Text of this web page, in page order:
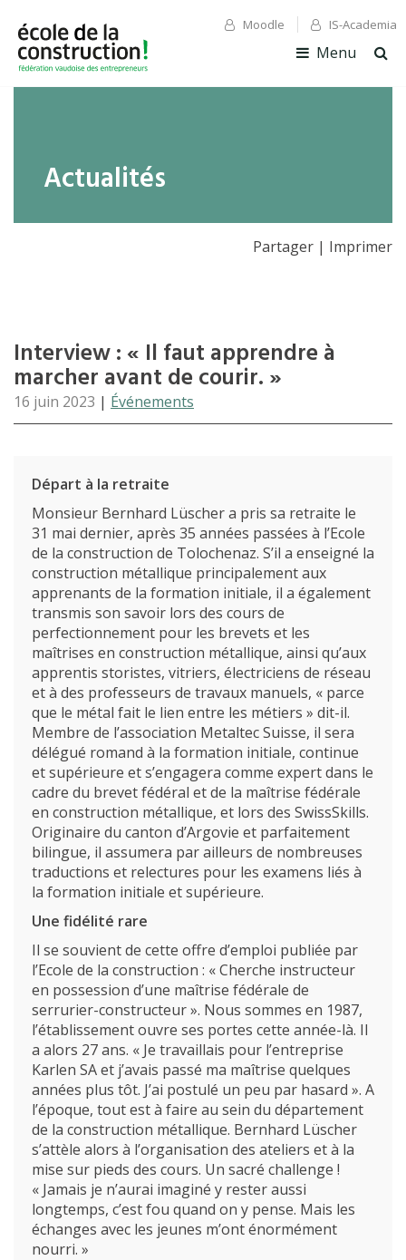
✕ Fermer
✕ Fermer
Moodle IS-Academia
Menu
la
Actualités
Partager | Imprimer
Interview : « Il faut apprendre à
marcher avant de courir. »
16 juin 2023 | Événements
Départ à la retraite
Monsieur Bernhard Lüscher a pris sa retraite le
31 mai dernier, après 35 années passées à l’Ecole
de la construction de Tolochenaz. S’il a enseigné la
construction métallique principalement aux
apprenants de la formation initiale, il a également
transmis son savoir lors des cours de
perfectionnement pour les brevets et les
maîtrises en construction métallique, ainsi qu’aux
apprentis storistes, vitriers, électriciens de réseau
et à des professeurs de travaux manuels, « parce
que le métal fait le lien entre les métiers » dit-il.
Membre de l’association Metaltec Suisse, il sera
délégué romand à la formation initiale, continue
et supérieure et s’engagera comme expert dans le
cadre du brevet fédéral et de la maîtrise fédérale
en construction métallique, et lors des SwissSkills.
Originaire du canton d’Argovie et parfaitement
bilingue, il assumera par ailleurs de nombreuses
traductions et relectures pour les examens liés à
la formation initiale et supérieure.
Une fidélité rare
Il se souvient de cette offre d’emploi publiée par
l’Ecole de la construction : « Cherche instructeur
en possession d’une maîtrise fédérale de
serrurier-constructeur ». Nous sommes en 1987,
l’établissement ouvre ses portes cette année-là. Il
a alors 27 ans. « Je travaillais pour l’entreprise
Karlen SA et j’avais passé ma maîtrise quelques
années plus tôt. J’ai postulé un peu par hasard ». A
l’époque, tout est à faire au sein du département
de la construction métallique. Bernhard Lüscher
s’attèle alors à l’organisation des ateliers et à la
mise sur pieds des cours. Un sacré challenge !
« Jamais je n’aurai imaginé y rester aussi
longtemps, c’est fou quand on y pense. Mais les
échanges avec les jeunes m’ont énormément
nourri. »